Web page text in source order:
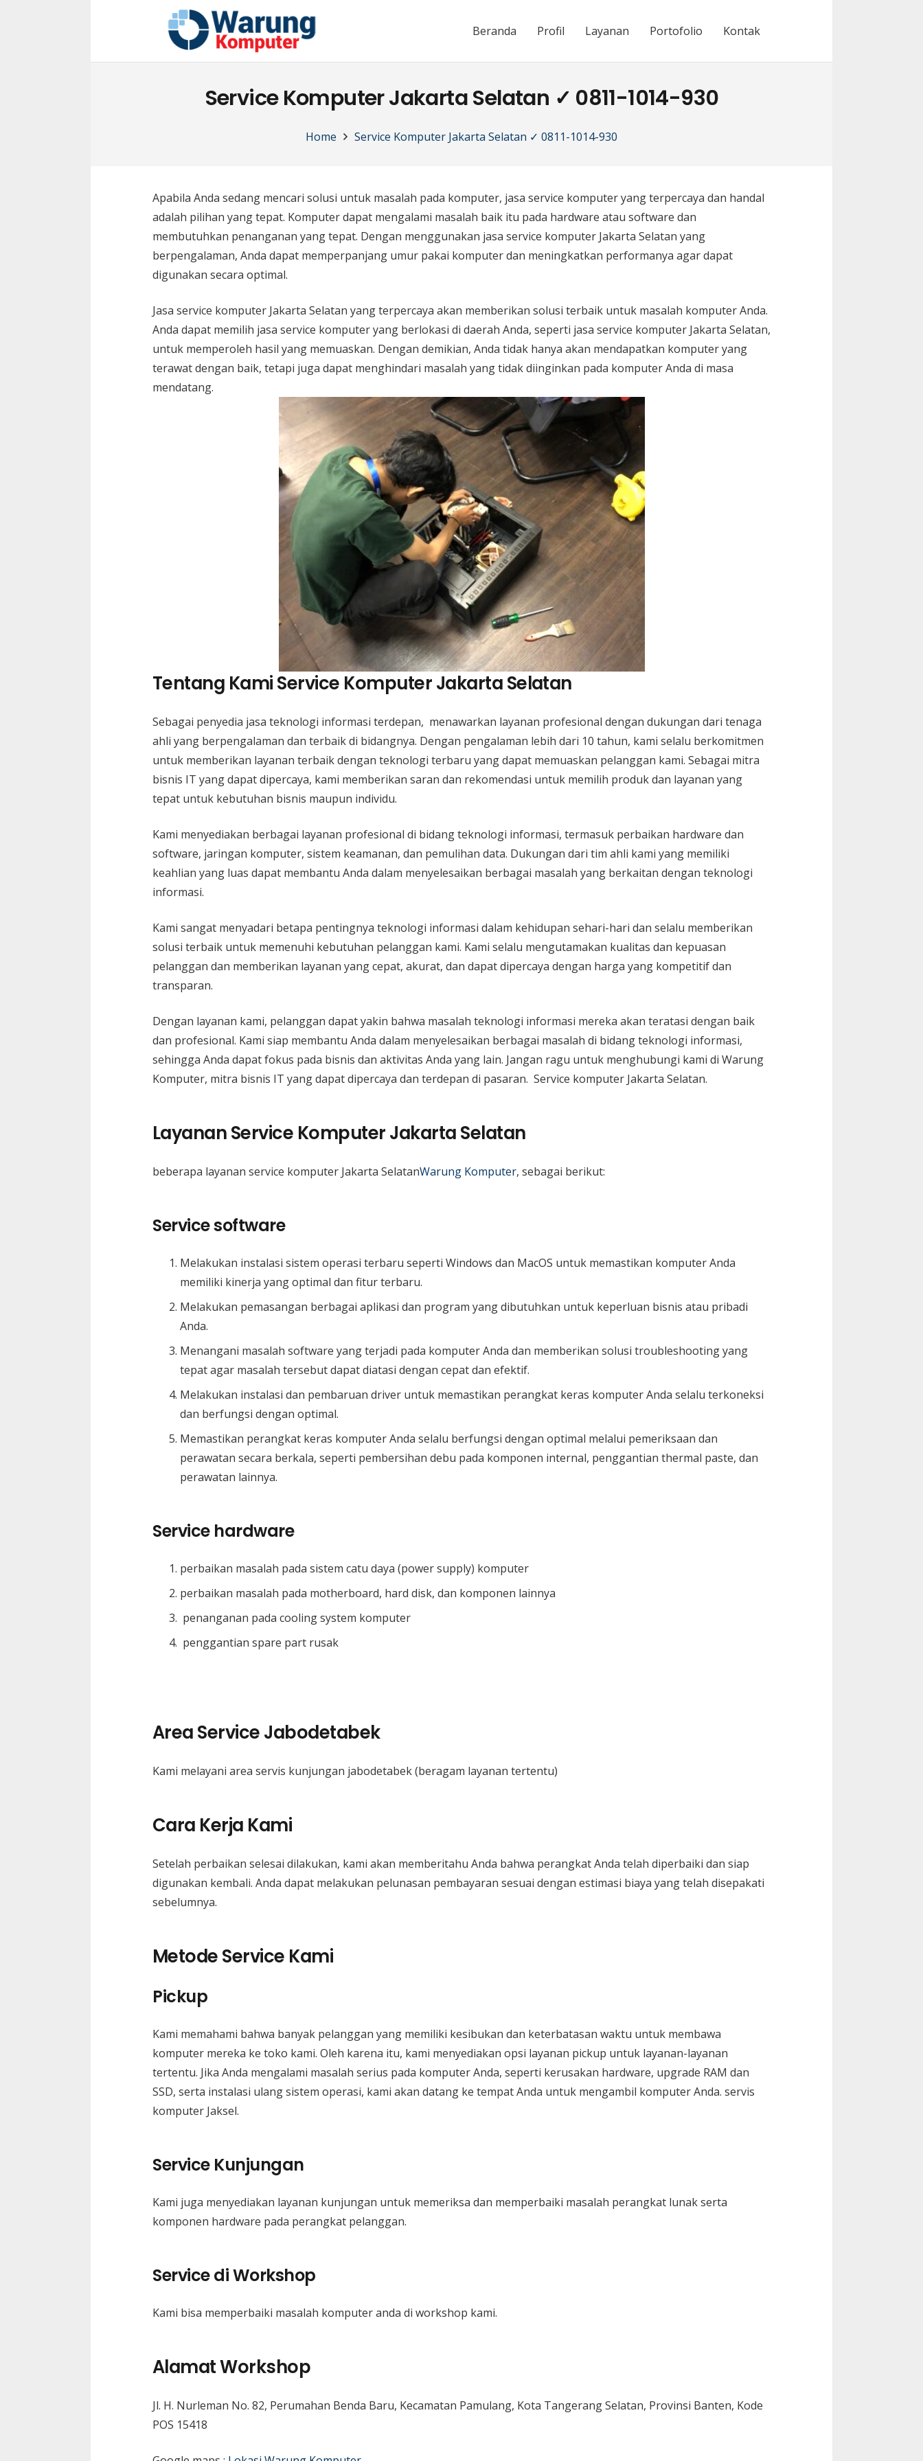
Beranda Profil Layanan Portofolio Kontak
Service Komputer Jakarta Selatan ✓ 0811-1014-930
Home Service Komputer Jakarta Selatan ✓ 0811-1014-930
Apabila Anda sedang mencari solusi untuk masalah pada komputer, jasa service komputer yang terpercaya dan handal
adalah pilihan yang tepat. Komputer dapat mengalami masalah baik itu pada hardware atau software dan
membutuhkan penanganan yang tepat. Dengan menggunakan jasa service komputer Jakarta Selatan yang
berpengalaman, Anda dapat memperpanjang umur pakai komputer dan meningkatkan performanya agar dapat
digunakan secara optimal.
Jasa service komputer Jakarta Selatan yang terpercaya akan memberikan solusi terbaik untuk masalah komputer Anda.
Anda dapat memilih jasa service komputer yang berlokasi di daerah Anda, seperti jasa service komputer Jakarta Selatan,
untuk memperoleh hasil yang memuaskan. Dengan demikian, Anda tidak hanya akan mendapatkan komputer yang
terawat dengan baik, tetapi juga dapat menghindari masalah yang tidak diinginkan pada komputer Anda di masa
mendatang.
Tentang Kami Service Komputer Jakarta Selatan
Sebagai penyedia jasa teknologi informasi terdepan, menawarkan layanan profesional dengan dukungan dari tenaga
ahli yang berpengalaman dan terbaik di bidangnya. Dengan pengalaman lebih dari 10 tahun, kami selalu berkomitmen
untuk memberikan layanan terbaik dengan teknologi terbaru yang dapat memuaskan pelanggan kami. Sebagai mitra
bisnis IT yang dapat dipercaya, kami memberikan saran dan rekomendasi untuk memilih produk dan layanan yang
tepat untuk kebutuhan bisnis maupun individu.
Kami menyediakan berbagai layanan profesional di bidang teknologi informasi, termasuk perbaikan hardware dan
software, jaringan komputer, sistem keamanan, dan pemulihan data. Dukungan dari tim ahli kami yang memiliki
keahlian yang luas dapat membantu Anda dalam menyelesaikan berbagai masalah yang berkaitan dengan teknologi
informasi.
Kami sangat menyadari betapa pentingnya teknologi informasi dalam kehidupan sehari-hari dan selalu memberikan
solusi terbaik untuk memenuhi kebutuhan pelanggan kami. Kami selalu mengutamakan kualitas dan kepuasan
pelanggan dan memberikan layanan yang cepat, akurat, dan dapat dipercaya dengan harga yang kompetitif dan
transparan.
Dengan layanan kami, pelanggan dapat yakin bahwa masalah teknologi informasi mereka akan teratasi dengan baik
dan profesional. Kami siap membantu Anda dalam menyelesaikan berbagai masalah di bidang teknologi informasi,
sehingga Anda dapat fokus pada bisnis dan aktivitas Anda yang lain. Jangan ragu untuk menghubungi kami di Warung
Komputer, mitra bisnis IT yang dapat dipercaya dan terdepan di pasaran. Service komputer Jakarta Selatan.
Layanan Service Komputer Jakarta Selatan
beberapa layanan service komputer Jakarta SelatanWarung Komputer, sebagai berikut:
Service software
Melakukan instalasi sistem operasi terbaru seperti Windows dan MacOS untuk memastikan komputer Anda
memiliki kinerja yang optimal dan fitur terbaru.
Melakukan pemasangan berbagai aplikasi dan program yang dibutuhkan untuk keperluan bisnis atau pribadi
Anda.
Menangani masalah software yang terjadi pada komputer Anda dan memberikan solusi troubleshooting yang
tepat agar masalah tersebut dapat diatasi dengan cepat dan efektif.
Melakukan instalasi dan pembaruan driver untuk memastikan perangkat keras komputer Anda selalu terkoneksi
dan berfungsi dengan optimal.
Memastikan perangkat keras komputer Anda selalu berfungsi dengan optimal melalui pemeriksaan dan
perawatan secara berkala, seperti pembersihan debu pada komponen internal, penggantian thermal paste, dan
perawatan lainnya.
Service hardware
perbaikan masalah pada sistem catu daya (power supply) komputer
perbaikan masalah pada motherboard, hard disk, dan komponen lainnya
penanganan pada cooling system komputer
penggantian spare part rusak
Area Service Jabodetabek
Kami melayani area servis kunjungan jabodetabek (beragam layanan tertentu)
Cara Kerja Kami
Setelah perbaikan selesai dilakukan, kami akan memberitahu Anda bahwa perangkat Anda telah diperbaiki dan siap
digunakan kembali. Anda dapat melakukan pelunasan pembayaran sesuai dengan estimasi biaya yang telah disepakati
sebelumnya.
Metode Service Kami
Pickup
Kami memahami bahwa banyak pelanggan yang memiliki kesibukan dan keterbatasan waktu untuk membawa
komputer mereka ke toko kami. Oleh karena itu, kami menyediakan opsi layanan pickup untuk layanan-layanan
tertentu. Jika Anda mengalami masalah serius pada komputer Anda, seperti kerusakan hardware, upgrade RAM dan
SSD, serta instalasi ulang sistem operasi, kami akan datang ke tempat Anda untuk mengambil komputer Anda. servis
komputer Jaksel.
Service Kunjungan
Kami juga menyediakan layanan kunjungan untuk memeriksa dan memperbaiki masalah perangkat lunak serta
komponen hardware pada perangkat pelanggan.
Service di Workshop
Kami bisa memperbaiki masalah komputer anda di workshop kami.
Alamat Workshop
Jl. H. Nurleman No. 82, Perumahan Benda Baru, Kecamatan Pamulang, Kota Tangerang Selatan, Provinsi Banten, Kode
POS 15418